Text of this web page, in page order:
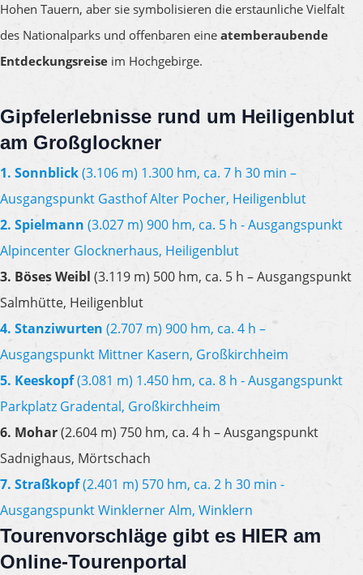
Hohen Tauern, aber sie symbolisieren die erstaunliche Vielfalt
des Nationalparks und offenbaren eine atemberaubende
Entdeckungsreise im Hochgebirge.
Gipfelerlebnisse rund um Heiligenblut
am Großglockner
1. Sonnblick(3.106 m) 1.300 hm, ca. 7 h 30 min –
Ausgangspunkt Gasthof Alter Pocher, Heiligenblut
2. Spielmann (3.027 m) 900 hm, ca. 5 h - Ausgangspunkt
Alpincenter Glocknerhaus, Heiligenblut
3. Böses Weibl (3.119 m) 500 hm, ca. 5 h – Ausgangspunkt
Salmhütte, Heiligenblut
4. Stanziwurten (2.707 m) 900 hm, ca. 4 h –
Ausgangspunkt Mittner Kasern, Großkirchheim
5. Keeskopf(3.081 m) 1.450 hm, ca. 8 h - Ausgangspunkt
Parkplatz Gradental, Großkirchheim
6. Mohar(2.604 m) 750 hm, ca. 4 h – Ausgangspunkt
Sadnighaus, Mörtschach
7. Straßkopf(2.401 m) 570 hm, ca. 2 h 30 min -
Ausgangspunkt Winklerner Alm, Winklern
Tourenvorschläge gibt es HIER am
Online-Tourenportal